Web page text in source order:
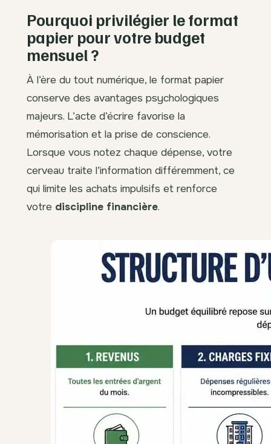
Pourquoi privilégier le format
papier pour votre budget
mensuel ?
À l’ère du tout numérique, le format papier
conserve des avantages psychologiques
majeurs. L’acte d’écrire favorise la
mémorisation et la prise de conscience.
Lorsque vous notez chaque dépense, votre
cerveau traite l’information différemment, ce
qui limite les achats impulsifs et renforce
votre discipline financière.